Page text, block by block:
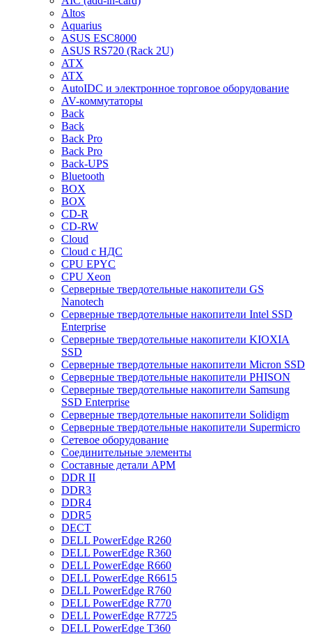
Altos
Aquarius
ASUS ESC8000
ASUS RS720 (Rack 2U)
ATX
ATX
AutoIDC и электронное торговое оборудование
AV-коммутаторы
Back
Back
Back Pro
Back Pro
Back-UPS
Bluetooth
BOX
BOX
CD-R
CD-RW
Cloud
Cloud с НДС
CPU EPYC
CPU Xeon
Cерверные твердотельные накопители GS
Nanotech
Cерверные твердотельные накопители Intel SSD
Enterprise
Cерверные твердотельные накопители KIOXIA
SSD
Cерверные твердотельные накопители Micron SSD
Cерверные твердотельные накопители PHISON
Cерверные твердотельные накопители Samsung
SSD Enterprise
Cерверные твердотельные накопители Solidigm
Cерверные твердотельные накопители Supermicro
Cетевое оборудование
Cоединительные элементы
Cоставные детали АРМ
DDR II
DDR3
DDR4
DDR5
DECT
DELL PowerEdge R260
DELL PowerEdge R360
DELL PowerEdge R660
DELL PowerEdge R6615
DELL PowerEdge R760
DELL PowerEdge R770
DELL PowerEdge R7725
DELL PowerEdge T360